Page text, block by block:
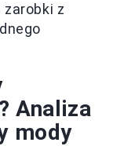
zarobki z
Analiza
mody